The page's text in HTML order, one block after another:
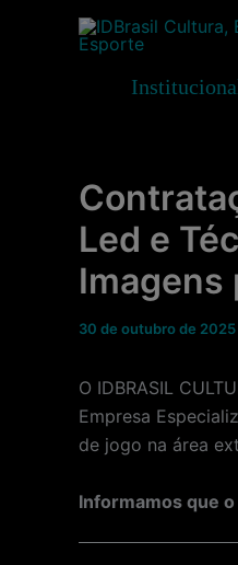
Led e
Imagens
30 de outubro de 2025
O IDBRASIL
Empresa
de jogo na área
Informamos que